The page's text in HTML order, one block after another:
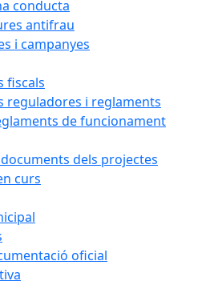
conducta
antifrau
i campanyes
fiscals
reguladores i reglaments
de funcionament
dels projectes
curs
oficial